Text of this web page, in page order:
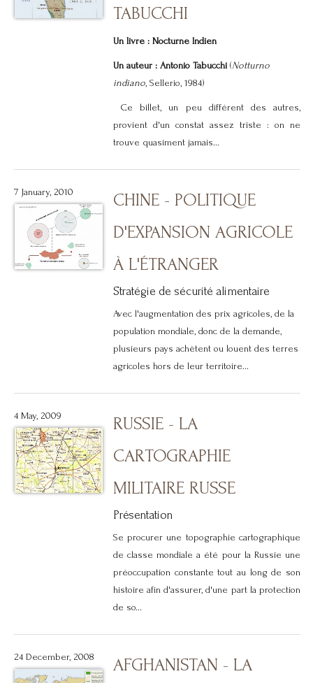
TABUCCHI
Un livre : Nocturne Indien
Un auteur : Antonio Tabucchi (Notturno
indiano, Sellerio, 1984)
Ce billet, un peu différent des autres,
provient d'un constat assez triste : on ne
trouve quasiment jamais...
7 January, 2010
CHINE - POLITIQUE
D'EXPANSION AGRICOLE
À L'ÉTRANGER
Stratégie de sécurité alimentaire
Avec l'augmentation des prix agricoles, de la
population mondiale, donc de la demande,
plusieurs pays achètent ou louent des terres
agricoles hors de leur territoire...
4 May, 2009
RUSSIE - LA
CARTOGRAPHIE
MILITAIRE RUSSE
Présentation
Se procurer une topographie cartographique
de classe mondiale a été pour la Russie une
préoccupation constante tout au long de son
histoire afin d'assurer, d'une part la protection
de so...
24 December, 2008
AFGHANISTAN - LA